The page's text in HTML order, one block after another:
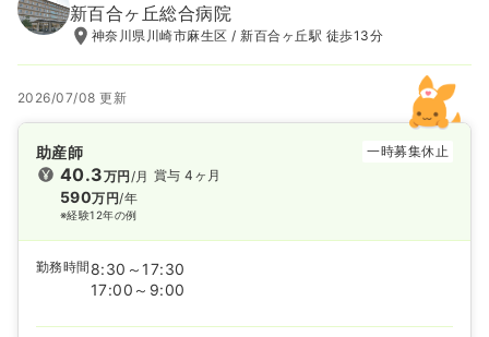
新百合ヶ丘総合病院
神奈川県川崎市麻生区 / 新百合ヶ丘駅 徒歩13分
2026/07/08 更新
助産師 一時募集休止
40.3万円/月
590万円/年
※経験12年の例
賞与 4ヶ月
勤務時間 8:30～17:30
17:00～9:00